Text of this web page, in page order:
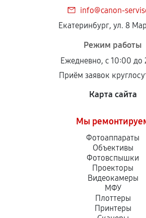
info@canon-
Екатеринбург, ул. 8
Режим работы
Ежедневно, с 10:00 до
Приём заявок
Карта сайта
Мы
Фотоаппараты
Объективы
Фотовспышки
Проекторы
Видеокамеры
МФУ
Плоттеры
Принтеры